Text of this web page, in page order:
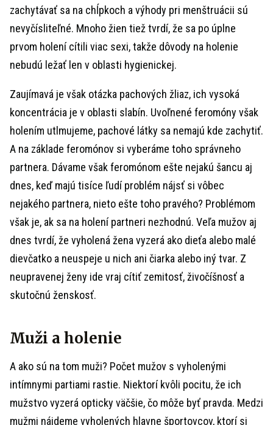
zachytávať sa na chĺpkoch a výhody pri menštruácii sú
nevyčísliteľné. Mnoho žien tiež tvrdí, že sa po úplne
prvom holení cítili viac sexi, takže dôvody na holenie
nebudú ležať len v oblasti hygienickej.
Zaujímavá je však otázka pachových žliaz, ich vysoká
koncentrácia je v oblasti slabín. Uvoľnené feromóny však
holením utlmujeme, pachové látky sa nemajú kde zachytiť.
A na základe feromónov si vyberáme toho správneho
partnera. Dávame však feromónom ešte nejakú šancu aj
dnes, keď majú tisíce ľudí problém nájsť si vôbec
nejakého partnera, nieto ešte toho pravého? Problémom
však je, ak sa na holení partneri nezhodnú. Veľa mužov aj
dnes tvrdí, že vyholená žena vyzerá ako dieťa alebo malé
dievčatko a neuspeje u nich ani čiarka alebo iný tvar. Z
neupravenej ženy ide vraj cítiť zemitosť, živočíšnosť a
skutočnú ženskosť.
Muži a holenie
A ako sú na tom muži? Počet mužov s vyholenými
intímnymi partiami rastie. Niektorí kvôli pocitu, že ich
mužstvo vyzerá opticky väčšie, čo môže byť pravda. Medzi
mužmi nájdeme vyholených hlavne športovcov, ktorí si